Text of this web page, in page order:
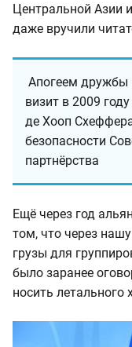
Центральной Азии
даже вручили
Апогеем дружбы
визит в 2009
де Хооп
безопасности
партнёрства
Ещё через год
том, что через
грузы для
было заранее
носить летального